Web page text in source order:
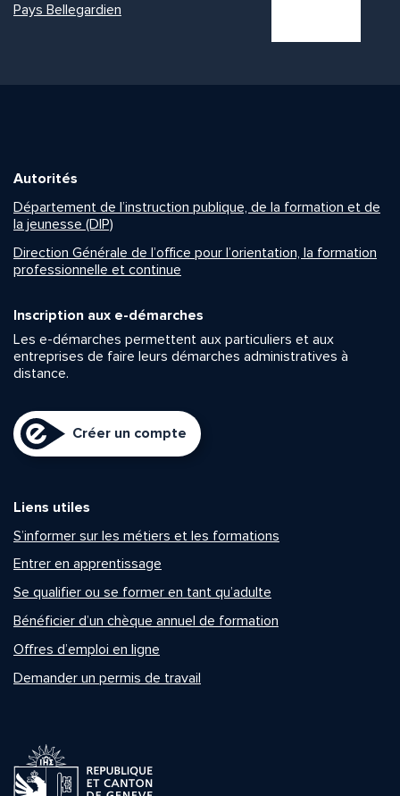
Pays Bellegardien
Autorités
Département de l’instruction publique, de la formation et de
la jeunesse (DIP)
Direction Générale de l’office pour l’orientation, la formation
professionnelle et continue
Inscription aux e-démarches
Les e-démarches permettent aux particuliers et aux
entreprises de faire leurs démarches administratives à
distance.
Créer un compte
Liens utiles
S’informer sur les métiers et les formations
Entrer en apprentissage
Se qualifier ou se former en tant qu’adulte
Bénéficier d’un chèque annuel de formation
Offres d’emploi en ligne
Demander un permis de travail